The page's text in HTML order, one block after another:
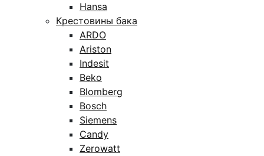
Hansa
Крестовины бака
ARDO
Ariston
Indesit
Beko
Blomberg
Bosch
Siemens
Candy
Zerowatt